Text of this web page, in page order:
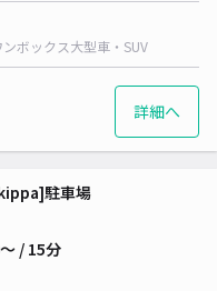
ンボックス大型車・SUV
詳細へ
駐車場
/ 15分